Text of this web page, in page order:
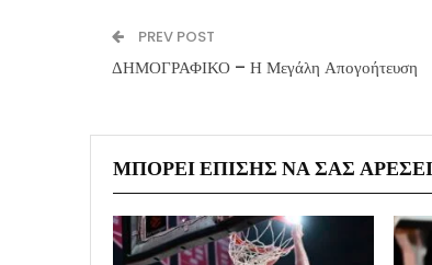
PREV POST
ΔΗΜΟΓΡΑΦΙΚΟ – Η Μεγάλη Απογοήτευση
ΜΠΟΡΕΊ ΕΠΊΣΗΣ ΝΑ ΣΑΣ ΑΡΈΣΕΙ